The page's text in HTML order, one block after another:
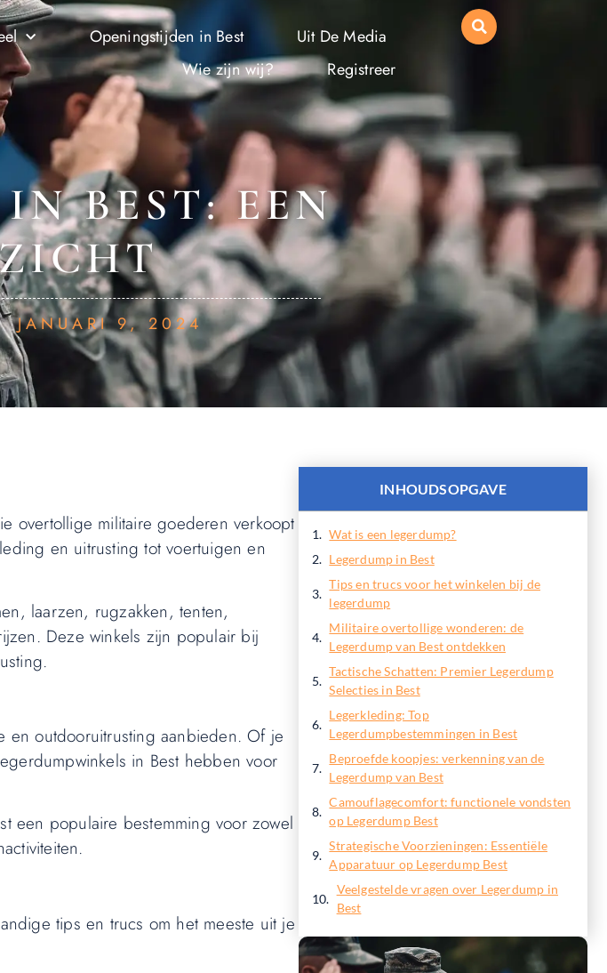
Openingstijden in Best
Uit De Media
Wie zijn wij?
Registreer
BEST: EEN
JANUARI 9, 2024
overtollige militaire goederen verkoopt
en uitrusting tot voertuigen en
laarzen, rugzakken, tenten,
Deze winkels zijn populair bij
en outdooruitrusting aanbieden. Of je
in Best hebben voor
een populaire bestemming voor zowel
tips en trucs om het meeste uit je
INHOUDSOPGAVE
Wat is een legerdump?
Legerdump in Best
Tips en trucs voor het winkelen bij de
legerdump
Militaire overtollige wonderen: de
Legerdump van Best ontdekken
Tactische Schatten: Premier Legerdump
Selecties in Best
Legerkleding: Top
Legerdumpbestemmingen in Best
Beproefde koopjes: verkenning van de
Legerdump van Best
Camouflagecomfort: functionele vondsten
op Legerdump Best
Strategische Voorzieningen: Essentiële
Apparatuur op Legerdump Best
Veelgestelde vragen over Legerdump in
Best